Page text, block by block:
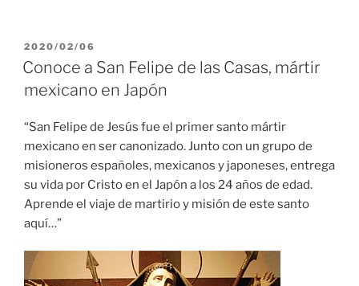
PUBLICADO
EL
2020/02/06
Conoce a San Felipe de las Casas, mártir
mexicano en Japón
“San Felipe de Jesús fue el primer santo mártir
mexicano en ser canonizado. Junto con un grupo de
misioneros españoles, mexicanos y japoneses, entrega
su vida por Cristo en el Japón a los 24 años de edad.
Aprende el viaje de martirio y misión de este santo
aquí…”